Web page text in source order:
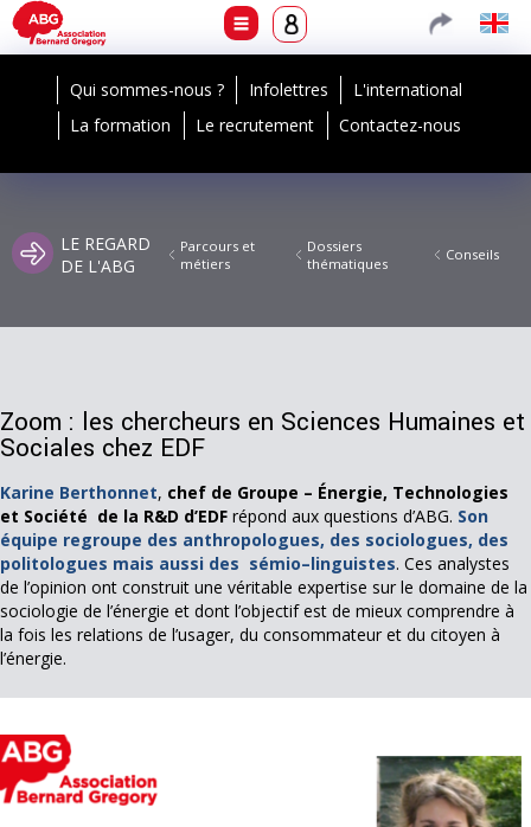
Qui sommes-nous ? Infolettres
L'international
La formation
Le recrutement Contactez-nous
LE REGARD
DE L'ABG
Parcours et
métiers
Dossiers
thématiques
Conseils
Zoom : les chercheurs en Sciences Humaines et
Sociales chez EDF
Karine Berthonnet, chef de Groupe – Énergie, Technologies
et Société de la R&D d’EDF répond aux questions d’ABG. Son
équipe regroupe des anthropologues, des sociologues, des
politologues mais aussi des sémio–linguistes. Ces analystes
de l’opinion ont construit une véritable expertise sur le domaine de la
sociologie de l’énergie et dont l’objectif est de mieux comprendre à
la fois les relations de l’usager, du consommateur et du citoyen à
l’énergie.